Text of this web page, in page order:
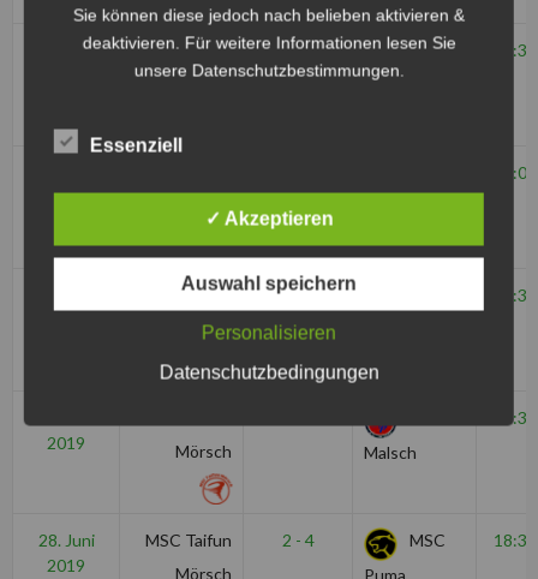
2. August
MSC Taifun
Mörsch
9 - 4
MSC
Ubstadt-
18:30
2019
Mörsch
15:00
MBV Budel 1 - 11
Mörsch
17:30
2019
Mörsch
Malsch
18:30
28. Juni
2019
MSC Taifun
Mörsch
2 - 4
MSC
18:30
Sie können diese jedoch nach belieben aktivieren &
deaktivieren. Für weitere Informationen lesen Sie
unsere Datenschutzbestimmungen.
Essenziell
✓ Akzeptieren
Auswahl speichern
Personalisieren
Datenschutzbedingungen